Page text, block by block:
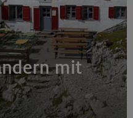
mit